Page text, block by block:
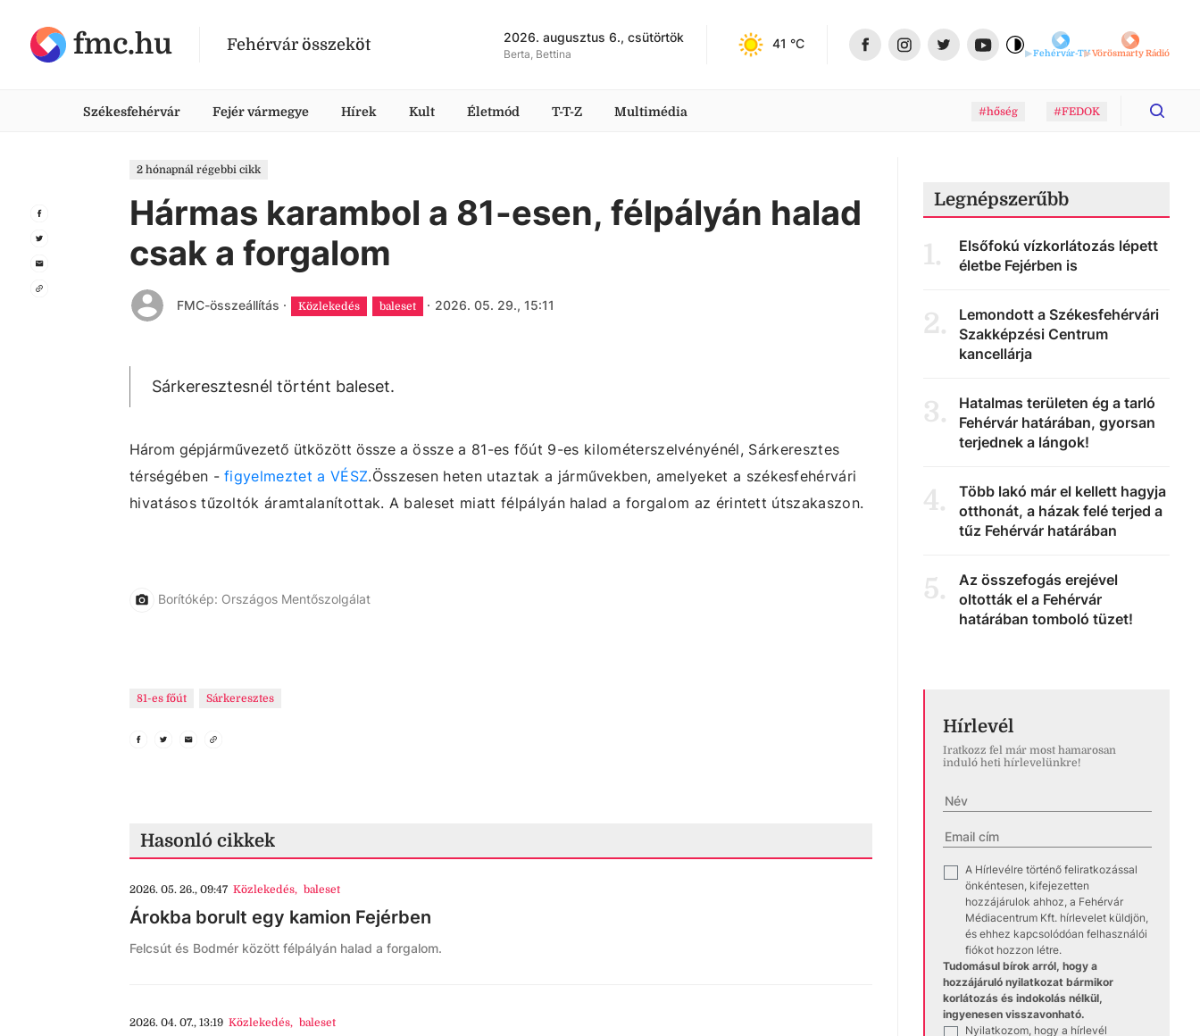
fmc.hu Fehérvár összeköt 2026. augusztus 6., csütörtök
Berta, Bettina
41 °C
Fehérvár-TVVörösmarty Rádió
Székesfehérvár Fejér vármegye Hírek Kult Életmód T-T-Z Multimédia #hőség #FEDOK
2 hónapnál régebbi cikk
Hármas karambol a 81-esen, félpályán halad
csak a forgalom
FMC-összeállítás · Közlekedés baleset · 2026. 05. 29., 15:11
Sárkeresztesnél történt baleset.
Három gépjárművezető ütközött össze a össze a 81-es főút 9-es kilométerszelvényénél, Sárkeresztes
térségében -figyelmeztet a VÉSZ.Összesen heten utaztak a járművekben, amelyeket a székesfehérvári
hivatásos tűzoltók áramtalanítottak. A baleset miatt félpályán halad a forgalom az érintett útszakaszon.
Borítókép: Országos Mentőszolgálat
81-es főút Sárkeresztes
Hasonló cikkek
2026. 05. 26., 09:47 Közlekedés, baleset
Árokba borult egy kamion Fejérben
Felcsút és Bodmér között félpályán halad a forgalom.
2026. 04. 07., 13:19 Közlekedés, baleset
Legnépszerűbb
1.
Elsőfokú vízkorlátozás lépett
életbe Fejérben is
2.
Lemondott a Székesfehérvári
Szakképzési Centrum
kancellárja
3.
Hatalmas területen ég a tarló
Fehérvár határában, gyorsan
terjednek a lángok!
4.
Több lakó már el kellett hagyja
otthonát, a házak felé terjed a
tűz Fehérvár határában
5.
Az összefogás erejével
oltották el a Fehérvár
határában tomboló tüzet!
Hírlevél
Iratkozz fel már most hamarosan
induló heti hírlevelünkre!
A Hírlevélre történő feliratkozással
önkéntesen, kifejezetten
hozzájárulok ahhoz, a Fehérvár
Médiacentrum Kft. hírlevelet küldjön,
és ehhez kapcsolódóan felhasználói
fiókot hozzon létre.
Tudomásul bírok arról, hogy a
hozzájáruló nyilatkozat bármikor
korlátozás és indokolás nélkül,
ingyenesen visszavonható.
Nyilatkozom, hogy a hírlevél